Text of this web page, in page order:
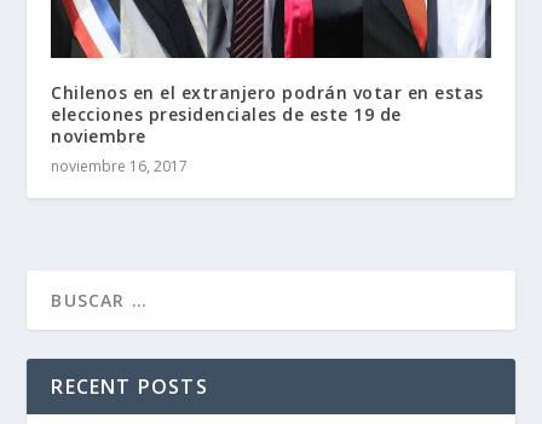
Chilenos en el extranjero podrán votar en estas
elecciones presidenciales de este 19 de
noviembre
noviembre 16, 2017
RECENT POSTS